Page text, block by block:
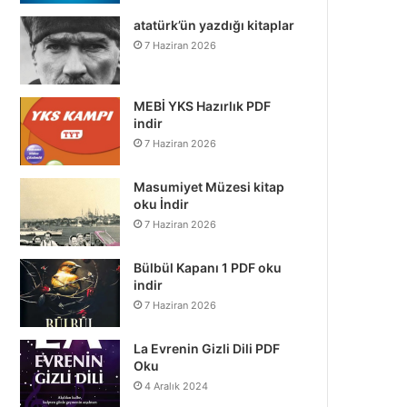
atatürk’ün yazdığı kitaplar
7 Haziran 2026
MEBİ YKS Hazırlık PDF
indir
7 Haziran 2026
Masumiyet Müzesi kitap
oku İndir
7 Haziran 2026
Bülbül Kapanı 1 PDF oku
indir
7 Haziran 2026
La Evrenin Gizli Dili PDF
Oku
4 Aralık 2024